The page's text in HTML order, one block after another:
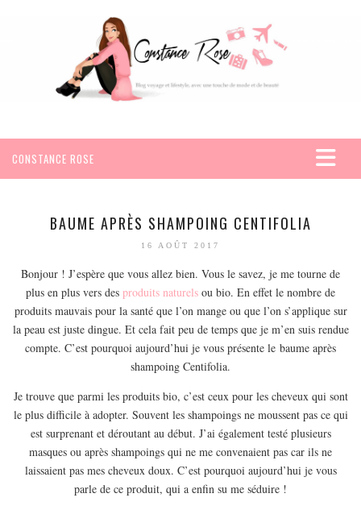
CONSTANCE ROSE
VOYAGES
SEYCHELLES
AMÉRIQUE
MEXIQUE
ESPAGNE
FRANCE
HONGRIE
ITALIE
BAUME APRÈS SHAMPOING CENTIFOLIA
16 AOÛT 2017
Bonjour ! J’espère que vous allez bien. Vous le savez, je me tourne de
plus en plus vers des produits naturels ou bio. En effet le nombre de
produits mauvais pour la santé que l’on mange ou que l’on s’applique sur
la peau est juste dingue. Et cela fait peu de temps que je m’en suis rendue
compte. C’est pourquoi aujourd’hui je vous présente le baume après
shampoing Centifolia.
Je trouve que parmi les produits bio, c’est ceux pour les cheveux qui sont
le plus difficile à adopter. Souvent les shampoings ne moussent pas ce qui
est surprenant et déroutant au début. J’ai également testé plusieurs
masques ou après shampoings qui ne me convenaient pas car ils ne
laissaient pas mes cheveux doux. C’est pourquoi aujourd’hui je vous
parle de ce produit, qui a enfin su me séduire !